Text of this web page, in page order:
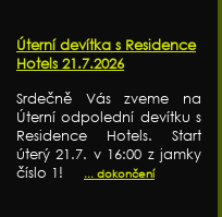
Úterní devítka s Residence
Hotels 21.7.2026
Srdečně Vás zveme na
Úterní odpolední devítku s
Residence Hotels. Start
úterý 21.7. v 16:00 z jamky
číslo 1!
... dokončení